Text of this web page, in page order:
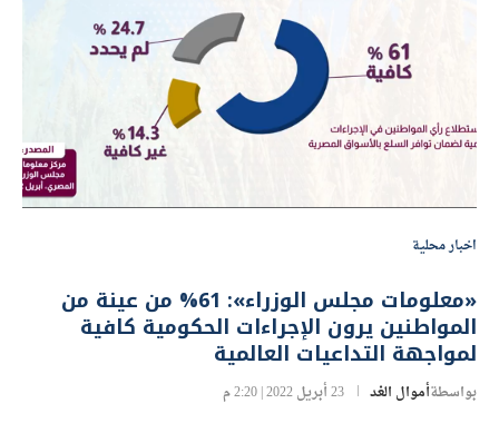
اخبار محلية
«معلومات مجلس الوزراء»: 61% من عينة من
المواطنين يرون الإجراءات الحكومية كافية
لمواجهة التداعيات العالمية
بواسطةأموال الغد 23 أبريل 2022 | 2:20 م